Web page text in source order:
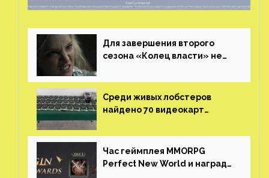
Для завершения второго
сезона «Колец власти» не
Среди живых лобстеров
найдено 70 видеокарт
китайской таможни
Час геймплея MMORPG
Perfect New World и награды